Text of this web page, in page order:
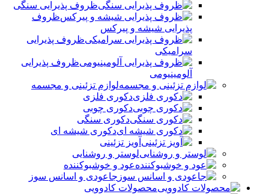
ظروف پذیرایی سنگی
ظروف
پذیرایی شیشه و پیرکس
ظروف پذیرایی
سرامیکی
ظروف پذیرایی
آلومینیومی
لوازم تزئینی و مجسمه
دکوری فلزی
دکوری چوبی
دکوری سنگی
دکوری شیشه ای
آویز تزئینی
لوستر و روشنایی
عود و خوشبوکننده
جاعودی و اسانس سوز
محصولات کادوویی